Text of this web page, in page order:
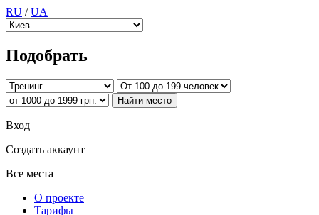
RU /UA
Подобрать
Вход
Создать аккаунт
Все места
О проекте
Тарифы